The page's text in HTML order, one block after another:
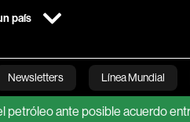
país
Newsletters Línea Mundial
Bloomberg
posible acuerdo entre EE.UU.